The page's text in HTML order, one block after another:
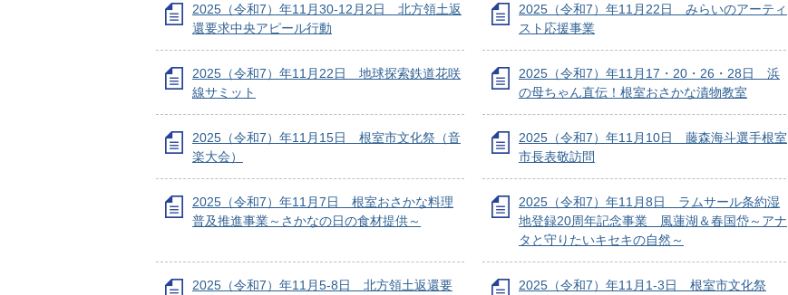
2025（令和7）年11月30-12月2日 北方領土返
還要求中央アピール行動
2025（令和7）年11月22日 みらいのアーティ
スト応援事業
2025（令和7）年11月22日 地球探索鉄道花咲
線サミット
2025（令和7）年11月17・20・26・28日 浜
の母ちゃん直伝！根室おさかな漬物教室
2025（令和7）年11月15日 根室市文化祭（音
楽大会）
2025（令和7）年11月10日 藤森海斗選手根室
市長表敬訪問
2025（令和7）年11月7日 根室おさかな料理
普及推進事業～さかなの日の食材提供～
2025（令和7）年11月8日 ラムサール条約湿
地登録20周年記念事業 風蓮湖＆春国岱～アナ
タと守りたいキセキの自然～
2025（令和7）年11月5-8日 北方領土返還要
2025（令和7）年11月1-3日 根室市文化祭